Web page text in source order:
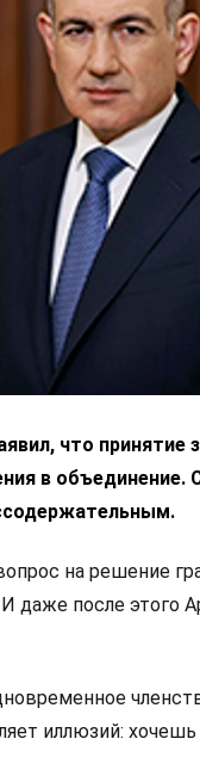
что принятие
в объединение.
на решение
даже после этого
иллюзий: